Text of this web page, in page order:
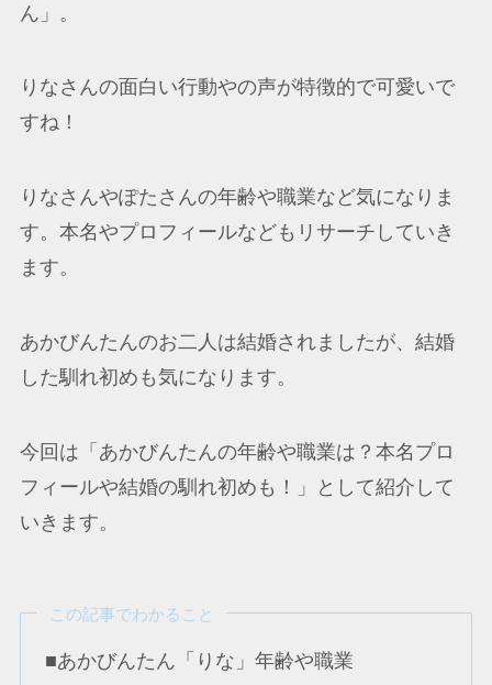
ん」。
りなさんの面白い行動やの声が特徴的で可愛いで
すね！
りなさんやぽたさんの年齢や職業など気になりま
す。本名やプロフィールなどもリサーチしていき
ます。
あかびんたんのお二人は結婚されましたが、結婚
した馴れ初めも気になります。
今回は「あかびんたんの年齢や職業は？本名プロ
フィールや結婚の馴れ初めも！」として紹介して
いきます。
この記事でわかること
■あかびんたん「りな」年齢や職業